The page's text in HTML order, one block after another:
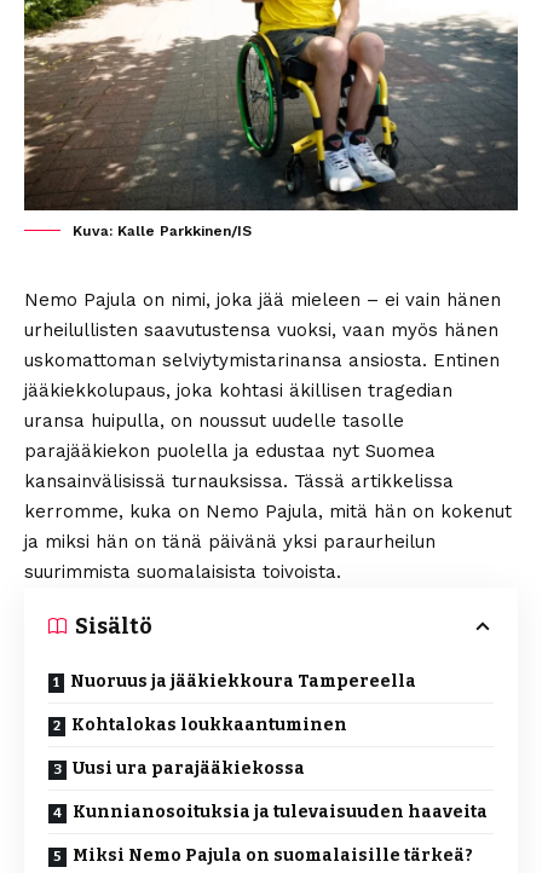
Kuva: Kalle Parkkinen/IS
Nemo Pajula on nimi, joka jää mieleen – ei vain hänen
urheilullisten saavutustensa vuoksi, vaan myös hänen
uskomattoman selviytymistarinansa ansiosta. Entinen
jääkiekkolupaus, joka kohtasi äkillisen tragedian
uransa huipulla, on noussut uudelle tasolle
parajääkiekon puolella ja edustaa nyt Suomea
kansainvälisissä turnauksissa. Tässä artikkelissa
kerromme, kuka on Nemo Pajula, mitä hän on kokenut
ja miksi hän on tänä päivänä yksi paraurheilun
suurimmista suomalaisista toivoista.
Sisältö
Nuoruus ja jääkiekkoura Tampereella
Kohtalokas loukkaantuminen
Uusi ura parajääkiekossa
Kunnianosoituksia ja tulevaisuuden haaveita
Miksi Nemo Pajula on suomalaisille tärkeä?